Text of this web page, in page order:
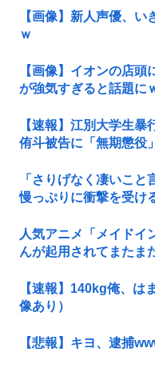
【画像】新人声優、
ｗ
【画像】イオンの店頭
が強気すぎると話題に
【速報】江別大学生
侑斗被告に「無期懲
「さりげなく凄いこ
慢っぷりに衝撃を受け
人気アニメ「メイドイ
んが起用されてまたま
【速報】140kg俺、
像あり）
【悲報】キヨ、逮捕